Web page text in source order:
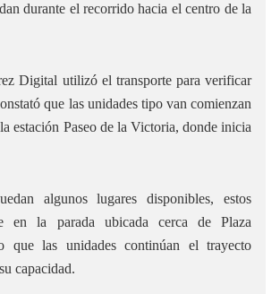
durante el recorrido hacia el centro de la
Digital utilizó el transporte para verificar
que las unidades tipo van comienzan
estación Paseo de la Victoria, donde inicia
algunos lugares disponibles, estos
en la parada ubicada cerca de Plaza
que las unidades continúan el trayecto
capacidad.